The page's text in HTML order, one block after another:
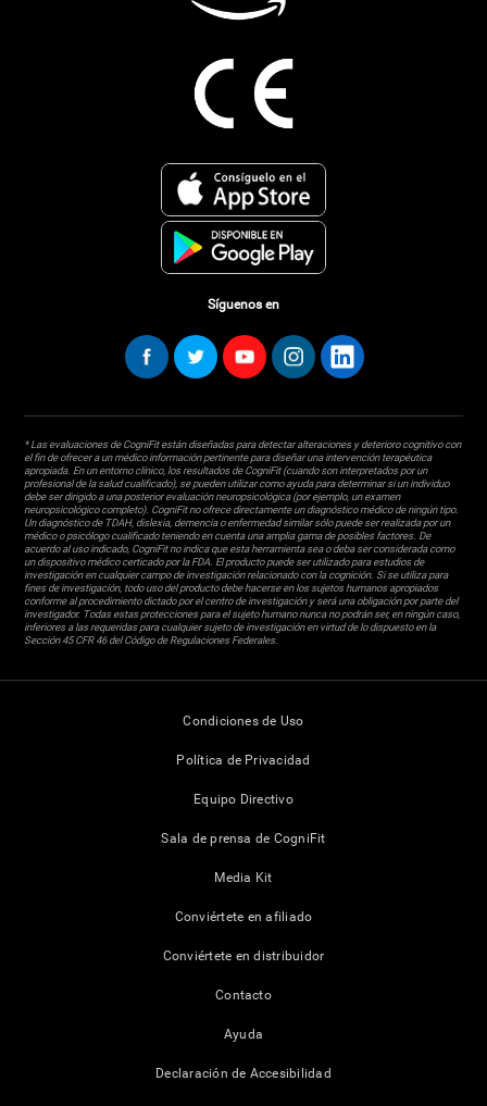
Síguenos en
* Las evaluaciones de CogniFit están diseñadas para detectar alteraciones y deterioro cognitivo con
el fin de ofrecer a un médico información pertinente para diseñar una intervención terapéutica
apropiada. En un entorno clínico, los resultados de CogniFit (cuando son interpretados por un
profesional de la salud cualificado), se pueden utilizar como ayuda para determinar si un individuo
debe ser dirigido a una posterior evaluación neuropsicológica (por ejemplo, un examen
neuropsicológico completo). CogniFit no ofrece directamente un diagnóstico médico de ningún tipo.
Un diagnóstico de TDAH, dislexia, demencia o enfermedad similar sólo puede ser realizada por un
médico o psicólogo cualificado teniendo en cuenta una amplia gama de posibles factores. De
acuerdo al uso indicado, CogniFit no indica que esta herramienta sea o deba ser considerada como
un dispositivo médico certicado por la FDA. El producto puede ser utilizado para estudios de
investigación en cualquier campo de investigación relacionado con la cognición. Si se utiliza para
fines de investigación, todo uso del producto debe hacerse en los sujetos humanos apropiados
conforme al procedimiento dictado por el centro de investigación y será una obligación por parte del
investigador. Todas estas protecciones para el sujeto humano nunca no podrán ser, en ningún caso,
inferiores a las requeridas para cualquier sujeto de investigación en virtud de lo dispuesto en la
Sección 45 CFR 46 del Código de Regulaciones Federales.
Condiciones de Uso
Política de Privacidad
Equipo Directivo
Sala de prensa de CogniFit
Media Kit
Conviértete en afiliado
Conviértete en distribuidor
Contacto
Ayuda
Declaración de Accesibilidad